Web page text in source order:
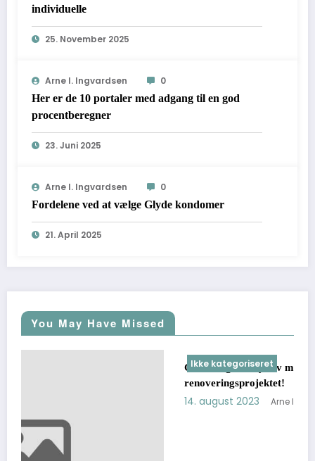
individuelle
25. November 2025
Arne I. Ingvardsen
0
Her er de 10 portaler med adgang til en god
procentberegner
23. Juni 2025
Arne I. Ingvardsen
0
Fordelene ved at vælge Glyde kondomer
21. April 2025
You May Have Missed
Giv dine gulve nyt liv med en samarbejdspartner i
Arne I. Ingvardsen